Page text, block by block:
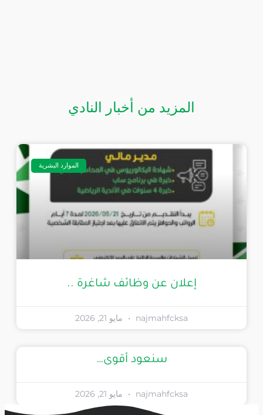
المزيد من أخبار النادي
الموارد البشرية
إعلان عن وظائف شاغرة ..
najmahfcksa مايو 21, 2026
سنعود أقوى…
najmahfcksa مايو 21, 2026